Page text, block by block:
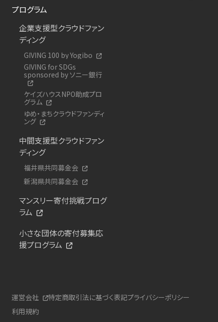
プログラム
企業支援型クラウドファン
ディング
GIVING 100 by Yogibo
GIVING for SDGs
sponsored by ソニー銀行
ケイズハウスNPO助成プロ
グラム
ゆめ・まちクラウドファンディ
ング
中間支援型クラウドファン
ディング
福井県共同募金会
新潟県共同募金会
マンスリー寄付挑戦プログ
ラム
小さな団体の寄付募集応
援プログラム
運営会社 特定商取引法に基づく表記プライバシーポリシー
利用規約